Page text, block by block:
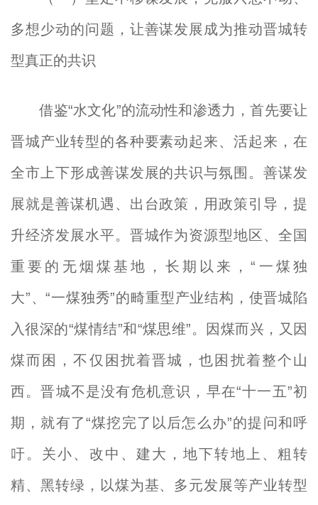
多想少动的问题，让善谋发展成为推动晋城转
型真正的共识
借鉴“水文化”的流动性和渗透力，首先要让
晋城产业转型的各种要素动起来、活起来，在
全市上下形成善谋发展的共识与氛围。善谋发
展就是善谋机遇、出台政策，用政策引导，提
升经济发展水平。晋城作为资源型地区、全国
重要的无烟煤基地，长期以来，“一煤独
大”、“一煤独秀”的畸重型产业结构，使晋城陷
入很深的“煤情结”和“煤思维”。因煤而兴，又因
煤而困，不仅困扰着晋城，也困扰着整个山
西。晋城不是没有危机意识，早在“十一五”初
期，就有了“煤挖完了以后怎么办”的提问和呼
吁。关小、改中、建大，地下转地上、粗转
精、黑转绿，以煤为基、多元发展等产业转型